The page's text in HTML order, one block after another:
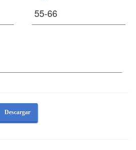
Descargar